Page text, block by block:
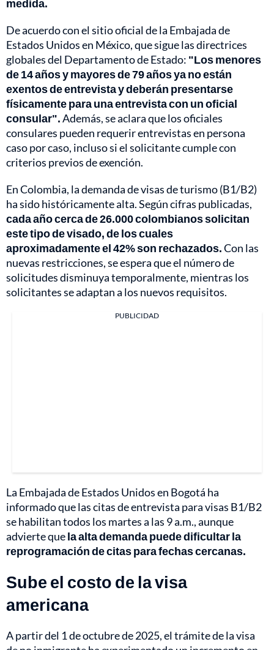
medida.
De acuerdo con el sitio oficial de la Embajada de
Estados Unidos en México, que sigue las directrices
globales del Departamento de Estado: "Los menores
de 14 años y mayores de 79 años ya no están
exentos de entrevista y deberán presentarse
físicamente para una entrevista con un oficial
consular".Además, se aclara que los oficiales
consulares pueden requerir entrevistas en persona
caso por caso, incluso si el solicitante cumple con
criterios previos de exención.
En Colombia, la demanda de visas de turismo (B1/B2)
ha sido históricamente alta. Según cifras publicadas,
cada año cerca de 26.000 colombianos solicitan
este tipo de visado, de los cuales
aproximadamente el 42% son rechazados.Con las
nuevas restricciones, se espera que el número de
solicitudes disminuya temporalmente, mientras los
solicitantes se adaptan a los nuevos requisitos.
PUBLICIDAD
La Embajada de Estados Unidos en Bogotá ha
informado que las citas de entrevista para visas B1/B2
se habilitan todos los martes a las 9 a.m., aunque
advierte quela alta demanda puede dificultar la
reprogramación de citas para fechas cercanas.
Sube el costo de la visa
americana
A partir del 1 de octubre de 2025, el trámite de la visa